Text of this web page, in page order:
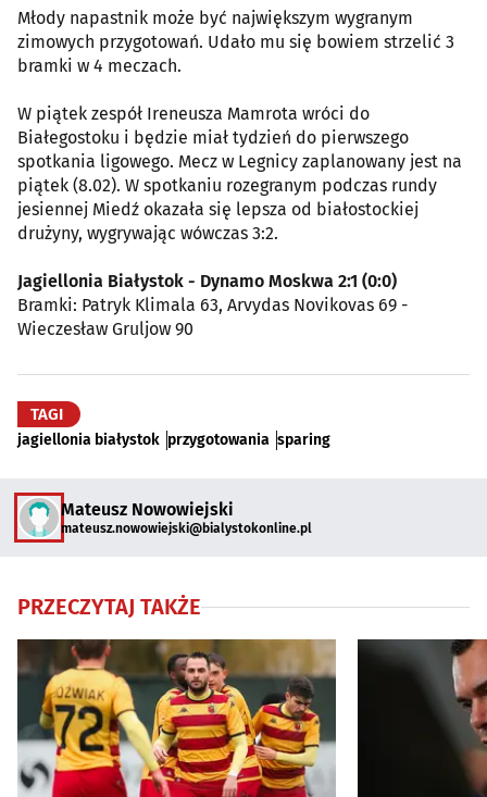
Młody napastnik może być największym wygranym
zimowych przygotowań. Udało mu się bowiem strzelić 3
bramki w 4 meczach.
W piątek zespół Ireneusza Mamrota wróci do
Białegostoku i będzie miał tydzień do pierwszego
spotkania ligowego. Mecz w Legnicy zaplanowany jest na
piątek (8.02). W spotkaniu rozegranym podczas rundy
jesiennej Miedź okazała się lepsza od białostockiej
drużyny, wygrywając wówczas 3:2.
Jagiellonia Białystok - Dynamo Moskwa 2:1 (0:0)
Bramki: Patryk Klimala 63, Arvydas Novikovas 69 -
Wieczesław Gruljow 90
TAGI
jagiellonia białystok przygotowania sparing
Mateusz Nowowiejski
mateusz.nowowiejski@bialystokonline.pl
PRZECZYTAJ TAKŻE